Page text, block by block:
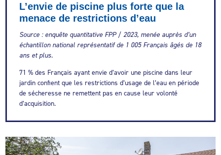
L’envie de piscine plus forte que la
menace de restrictions d’eau
Source : enquête quantitative FPP / 2023, menée auprès d’un
échantillon national représentatif de 1 005 Français âgés de 18
ans et plus.
71 % des Français ayant envie d’avoir une piscine dans leur
jardin confient que les restrictions d’usage de l’eau en période
de sécheresse ne remettent pas en cause leur volonté
d’acquisition.